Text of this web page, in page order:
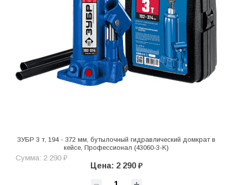
ЗУБР 3 т, 194 - 372 мм, бутылочный гидравлический домкрат в
кейсе, Профессионал (43060-3-K)
Сумма: 2 290 ₽
Цена: 2 290 ₽